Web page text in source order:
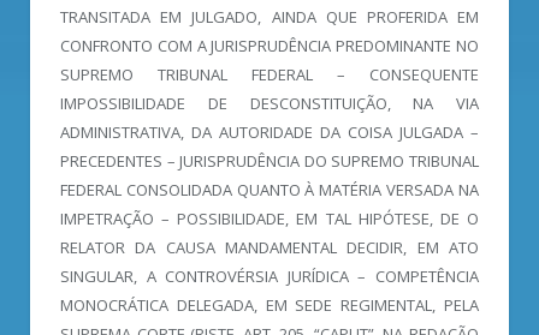
TRANSITADA EM JULGADO, AINDA QUE PROFERIDA EM
CONFRONTO COM A JURISPRUDÊNCIA PREDOMINANTE NO
SUPREMO TRIBUNAL FEDERAL – CONSEQUENTE
IMPOSSIBILIDADE DE DESCONSTITUIÇÃO, NA VIA
ADMINISTRATIVA, DA AUTORIDADE DA COISA JULGADA –
PRECEDENTES – JURISPRUDÊNCIA DO SUPREMO TRIBUNAL
FEDERAL CONSOLIDADA QUANTO À MATÉRIA VERSADA NA
IMPETRAÇÃO – POSSIBILIDADE, EM TAL HIPÓTESE, DE O
RELATOR DA CAUSA MANDAMENTAL DECIDIR, EM ATO
SINGULAR, A CONTROVÉRSIA JURÍDICA – COMPETÊNCIA
MONOCRÁTICA DELEGADA, EM SEDE REGIMENTAL, PELA